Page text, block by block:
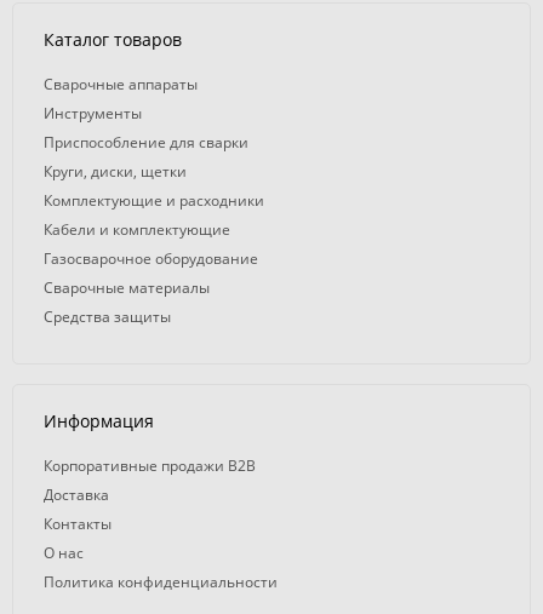
Каталог товаров
Сварочные аппараты
Инструменты
Приспособление для сварки
Круги, диски, щетки
Комплектующие и расходники
Кабели и комплектующие
Газосварочное оборудование
Сварочные материалы
Средства защиты
Информация
Корпоративные продажи B2B
Доставка
Контакты
О нас
Политика конфиденциальности